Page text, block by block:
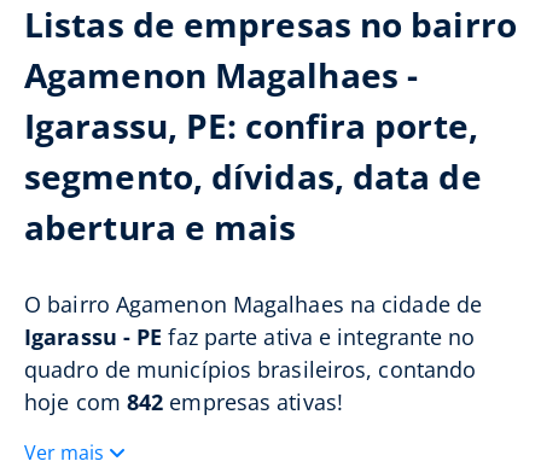
Listas de empresas no bairro
Agamenon Magalhaes -
Igarassu, PE: confira porte,
segmento, dívidas, data de
abertura e mais
O bairro Agamenon Magalhaes na cidade de
Igarassu - PE faz parte ativa e integrante no
quadro de municípios brasileiros, contando
hoje com 842 empresas ativas!
Ver mais